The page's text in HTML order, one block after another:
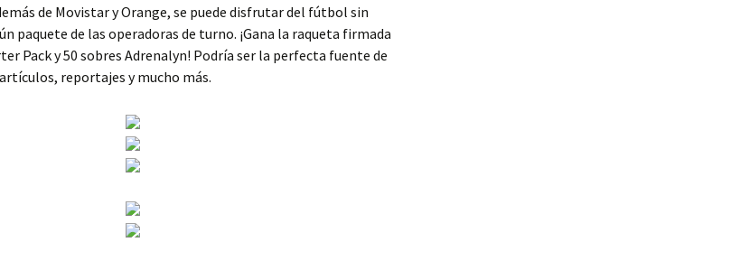
de Movistar y Orange, se puede disfrutar del fútbol sin
paquete de las operadoras de turno. ¡Gana la raqueta firmada
Pack y 50 sobres Adrenalyn! Podría ser la perfecta fuente de
reportajes y mucho más.